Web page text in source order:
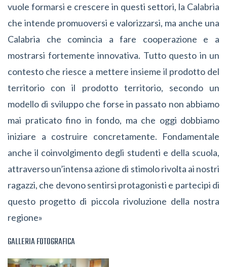
vuole formarsi e crescere in questi settori, la Calabria
che intende promuoversi e valorizzarsi, ma anche una
Calabria che comincia a fare cooperazione e a
mostrarsi fortemente innovativa. Tutto questo in un
contesto che riesce a mettere insieme il prodotto del
territorio con il prodotto territorio, secondo un
modello di sviluppo che forse in passato non abbiamo
mai praticato fino in fondo, ma che oggi dobbiamo
iniziare a costruire concretamente. Fondamentale
anche il coinvolgimento degli studenti e della scuola,
attraverso un’intensa azione di stimolo rivolta ai nostri
ragazzi, che devono sentirsi protagonisti e partecipi di
questo progetto di piccola rivoluzione della nostra
regione»
GALLERIA FOTOGRAFICA